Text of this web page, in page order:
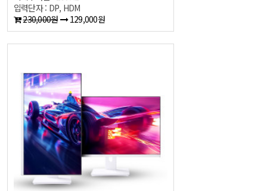
입력단자 : DP, HDM
230,000원
129,000원